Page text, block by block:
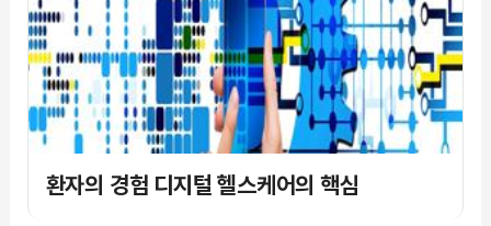
환자의 경험 디지털 헬스케어의 핵심